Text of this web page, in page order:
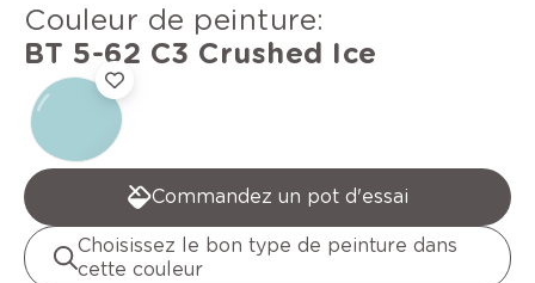
Couleur de peinture:
BT 5-62 C3 Crushed Ice
Commandez un pot d'essai
Choisissez le bon type de peinture dans
cette couleur